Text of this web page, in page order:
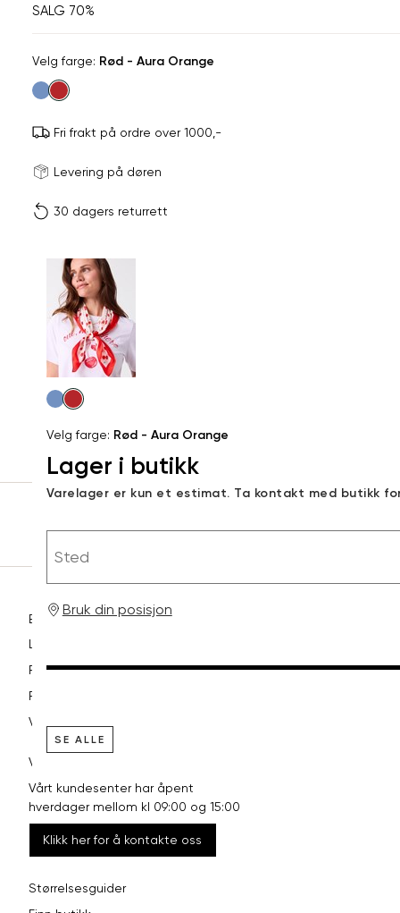
SALG 70%
Velg
farge
Velg farge: Rød - Aura Orange
Fri frakt på ordre over 1000,-
Levering på døren
30 dagers returrett
Velg
Velg farge: Rød - Aura Orange
Lager i butikk
Varelager er kun et estimat. Ta kontakt med butikk
Bruk din posisjon
SE ALLE
Produktdetaljer
Kundeomtaler
Levering og retur
Sidebunn
Betaling
Levering og frakt
Retur og bytte
Reklamasjon
Vilkår
VI HJELPER DEG GJERNE!
Vårt kundesenter har åpent
hverdager mellom kl 09:00 og 15:00
Klikk her for å kontakte oss
Størrelsesguider